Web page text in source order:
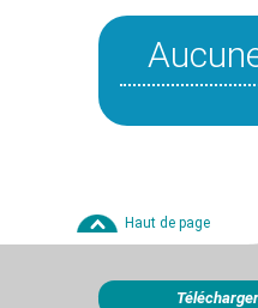
Haut de page